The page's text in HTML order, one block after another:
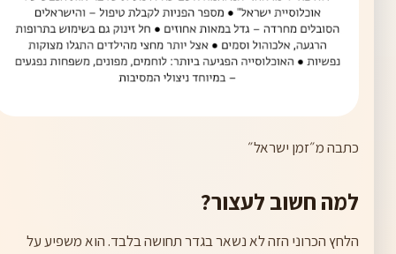
כתבה מ״זמן ישראל״
למה חשוב לעצור?
הלחץ הכרוני הזה לא נשאר בגדר תחושה בלבד. הוא משפיע על